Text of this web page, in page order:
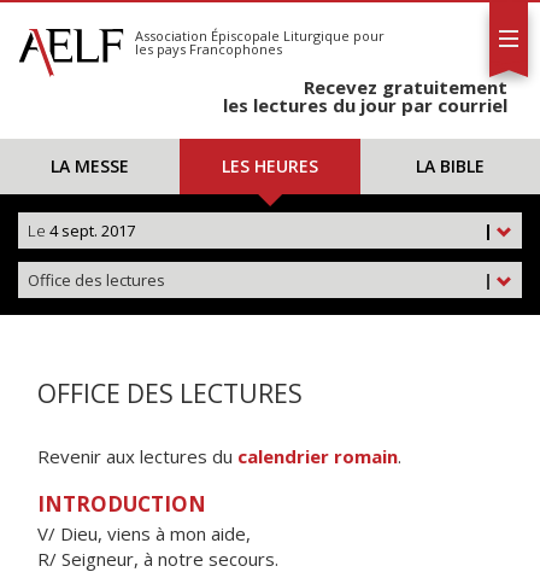
S'abonner
Calendrier
Association Épiscopale Liturgique pour
les pays Francophones
Recevez gratuitement
les lectures du jour par courriel
LA MESSE LES HEURES LA BIBLE
|
Le 4 sept. 2017
|
Office des lectures
OFFICE DES LECTURES
Revenir aux lectures du calendrier romain.
INTRODUCTION
V/ Dieu, viens à mon aide,
R/ Seigneur, à notre secours.